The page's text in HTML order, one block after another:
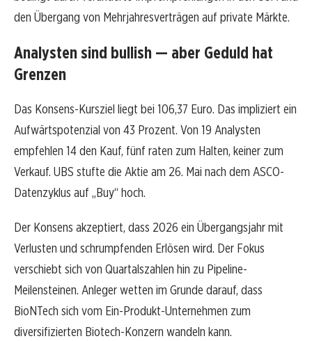
den Übergang von Mehrjahresverträgen auf private Märkte.
Analysten sind bullish — aber Geduld hat
Grenzen
Das Konsens-Kursziel liegt bei 106,37 Euro. Das impliziert ein
Aufwärtspotenzial von 43 Prozent. Von 19 Analysten
empfehlen 14 den Kauf, fünf raten zum Halten, keiner zum
Verkauf. UBS stufte die Aktie am 26. Mai nach dem ASCO-
Datenzyklus auf „Buy“ hoch.
Der Konsens akzeptiert, dass 2026 ein Übergangsjahr mit
Verlusten und schrumpfenden Erlösen wird. Der Fokus
verschiebt sich von Quartalszahlen hin zu Pipeline-
Meilensteinen. Anleger wetten im Grunde darauf, dass
BioNTech sich vom Ein-Produkt-Unternehmen zum
diversifizierten Biotech-Konzern wandeln kann.